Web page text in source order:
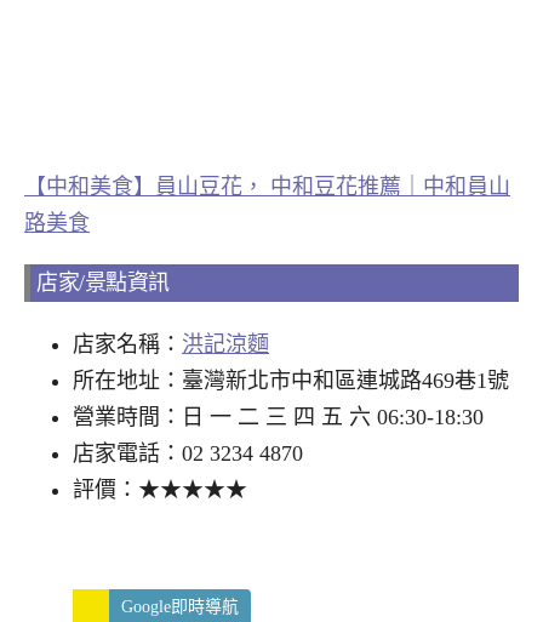
【中和美食】員山豆花， 中和豆花推薦｜中和員山
路美食
店家/景點資訊
店家名稱： 洪記涼麵
所在地址：臺灣新北市中和區連城路469巷1號
營業時間：日 一 二 三 四 五 六 06:30-18:30
店家電話：02 3234 4870
評價：★★★★★
Google即時導航